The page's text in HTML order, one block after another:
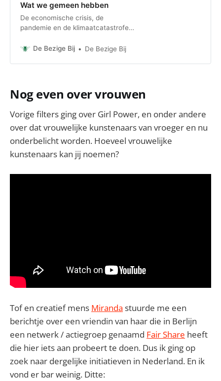
Wat we gemeen hebben
De economische crisis, de
pandemie en de klimaatcatastrofe
(neoliberale) zelfbeeld als
de roep om meer
wordt meestal beantwoord in
’natio…
De Bezige Bij De Bezige Bij
Nog even over vrouwen
Vorige filters ging over Girl Power, en onder andere
over dat vrouwelijke kunstenaars van vroeger en nu
onderbelicht worden. Hoeveel vrouwelijke
kunstenaars kan jij noemen?
Tof en creatief mens Miranda stuurde me een
berichtje over een vriendin van haar die in Berlijn
een netwerk / actiegroep genaamd Fair Share heeft
die hier iets aan probeert te doen. Dus ik ging op
zoek naar dergelijke initiatieven in Nederland. En ik
vond er bar weinig. Ditte: